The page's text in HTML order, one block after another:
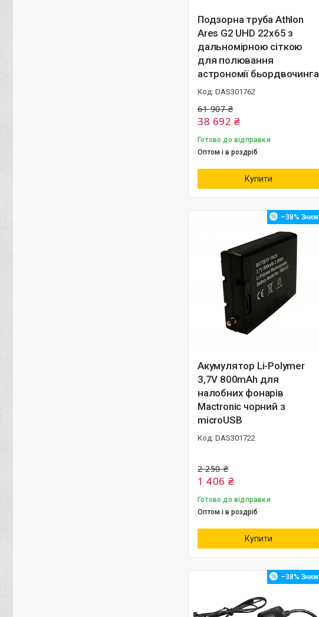
Подзорна труба Athlon
Ares G2 UHD 22x65 з
дальномірною сіткою
для полювання
астрономії бьордвочинга
DAS301762
61 907 ₴
38 692 ₴
Готово до відправки
Оптом і в роздріб
Купити
–38%
Акумулятор Li-Polymer
3,7V 800mAh для
налобних фонарів
Mactronic чорний з
microUSB
DAS301722
2 250 ₴
1 406 ₴
Готово до відправки
Оптом і в роздріб
Купити
–38%